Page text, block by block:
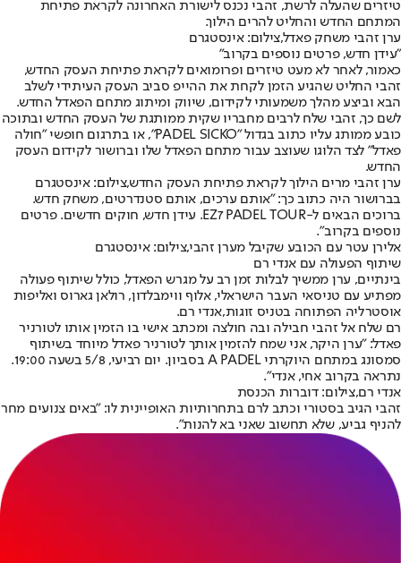
טיזרים שהעלה לרשת, זהבי נכנס לישורת האחרונה לקראת פתיחת
המתחם החדש והחליט להרים הילוך.
ערן זהבי משחק פאדל,צילום: אינסטגרם
"עידן חדש, פרטים נוספים בקרוב"
כאמור, לאחר לא מעט טיזרים ופרומואים לקראת פתיחת העסק החדש,
זהבי החליט שהגיע הזמן לקחת את ההייפ סביב העסק העיתידי לשלב
הבא וביצע מהלך משמעותי לקידום, שיווק ומיתוג מתחם הפאדל החדש.
לשם כך, זהבי שלח לרבים מחבריו שקית ממותגת של העסק החדש ובתוכה
כובע ממותג עליו כתוב בגדול "PADEL SICKO", או בתרגום חופשי "חולה
פאדל" לצד הלוגו שעוצב עבור מתחם הפאדל שלו וברושור לקידום העסק
החדש.
ערן זהבי מרים הילוך לקראת פתיחת העסק החדש,צילום: אינסטגרם
בברושור היה כתוב כך: "אותם ערכים, אותם סטנדרטים, משחק חדש.
ברוכים הבאים ל-EZ7 PADEL TOUR. עידן חדש, חוקים חדשים. פרטים
נוספים בקרוב".
אלירן עטר עם הכובע שקיבל מערן זהבי,צילום: אינסטגרם
שיתוף הפעולה עם אנדי רם
בינתיים, ערן ממשיך לבלות זמן רב על מגרש הפאדל, כולל שיתוף פעולה
מפתיע עם טניסאי העבר הישראלי, אלוף ווימבלדון, רולאן גארוס ואליפות
אוסטרליה הפתוחה בטניס זוגות,אנדי רם.
רם שלח אל זהבי חבילה ובה חולצה ומכתב אישי בו הזמין אותו לטורניר
פאדל: "ערן היקר, אני שמח להזמין אותך לטורניר פאדל מיוחד בשיתוף
סמסונג במתחם היוקרתי A PADEL בסביון. יום רביעי, 5/8 בשעה 19:00.
נתראה בקרוב אחי, אנדי".
אנדי רם,צילום: דוברות הכנסת
זהבי הגיב בסטורי וכתב לרם בתחרותיות האופיינית לו: "באים צנועים מחר
להניף גביע, שלא תחשוב שאני בא להנות".